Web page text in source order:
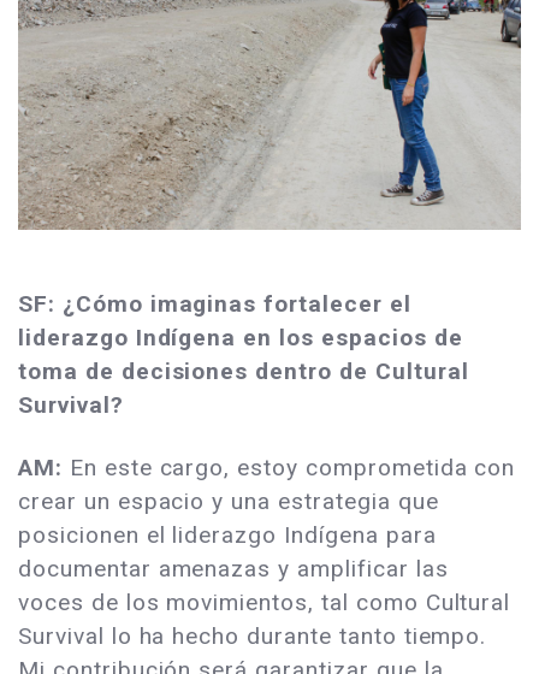
SF: ¿Cómo imaginas fortalecer el
liderazgo Indígena en los espacios de
toma de decisiones dentro de Cultural
Survival?
AM: En este cargo, estoy comprometida con
crear un espacio y una estrategia que
posicionen el liderazgo Indígena para
documentar amenazas y amplificar las
voces de los movimientos, tal como Cultural
Survival lo ha hecho durante tanto tiempo.